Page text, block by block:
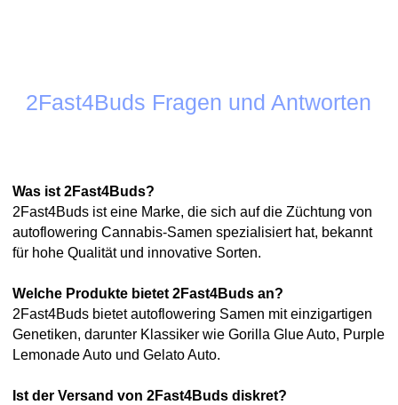
2Fast4Buds Fragen und Antworten
Was ist 2Fast4Buds?
2Fast4Buds ist eine Marke, die sich auf die Züchtung von
autoflowering Cannabis-Samen spezialisiert hat, bekannt
für hohe Qualität und innovative Sorten.
Welche Produkte bietet 2Fast4Buds an?
2Fast4Buds bietet autoflowering Samen mit einzigartigen
Genetiken, darunter Klassiker wie Gorilla Glue Auto, Purple
Lemonade Auto und Gelato Auto.
Ist der Versand von 2Fast4Buds diskret?